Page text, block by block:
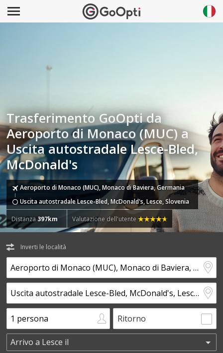
Trasferimento GoOpti da
Aeroporto di Monaco (MUC) a
Uscita autostradale Lesce-Bled,
McDonald's
Aeroporto di Monaco (MUC), Monaco di Baviera, Germania
Uscita autostradale Lesce-Bled, McDonald's, Lesce, Slovenia
Distanza397km Valutazione dell'utente
Inverti le località
Ritorno